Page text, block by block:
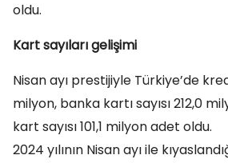
oldu.
Kart sayıları gelişimi
Nisan ayı prestijiyle Türkiye’de
milyon, banka kartı sayısı 212,0
kart sayısı 101,1 milyon adet oldu.
2024 yılının Nisan ayı ile